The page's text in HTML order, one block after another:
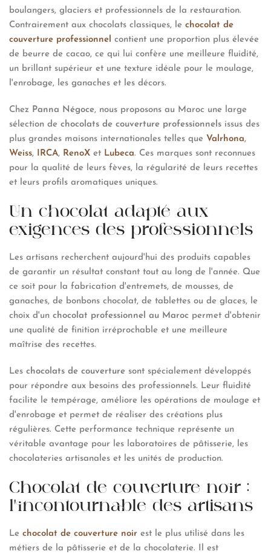
boulangers, glaciers et professionnels de la restauration.
Contrairement aux chocolats classiques, le chocolat de
couverture professionnel contient une proportion plus élevée
de beurre de cacao, ce qui lui confère une meilleure fluidité,
un brillant supérieur et une texture idéale pour le moulage,
l'enrobage, les ganaches et les décors.
Chez Panna Négoce, nous proposons au Maroc une large
sélection de chocolats de couverture professionnels issus des
plus grandes maisons internationales telles que Valrhona,
Weiss, IRCA, RenoX et Lubeca. Ces marques sont reconnues
pour la qualité de leurs fèves, la régularité de leurs recettes
et leurs profils aromatiques uniques.
Un chocolat adapté aux
exigences des professionnels
Les artisans recherchent aujourd'hui des produits capables
de garantir un résultat constant tout au long de l'année. Que
ce soit pour la fabrication d'entremets, de mousses, de
ganaches, de bonbons chocolat, de tablettes ou de glaces, le
choix d'un chocolat professionnel au Maroc permet d'obtenir
une qualité de finition irréprochable et une meilleure
maîtrise des recettes.
Les chocolats de couverture sont spécialement développés
pour répondre aux besoins des professionnels. Leur fluidité
facilite le tempérage, améliore les opérations de moulage et
d'enrobage et permet de réaliser des créations plus
régulières. Cette performance technique représente un
véritable avantage pour les laboratoires de pâtisserie, les
chocolateries artisanales et les unités de production.
Chocolat de couverture noir :
l'incontournable des artisans
Le chocolat de couverture noir est le plus utilisé dans les
métiers de la pâtisserie et de la chocolaterie. Il est